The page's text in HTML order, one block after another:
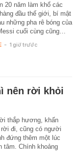
20 năm làm khổ các
đầu thế giới, bí mật
những pha rê bóng của
cuối cùng cũng…
- 1 giờ trước
nên rời khỏi
thắp hương, khấn
rời đi, cũng có người
đứng thêm một lúc
tâm. Chính khoảng